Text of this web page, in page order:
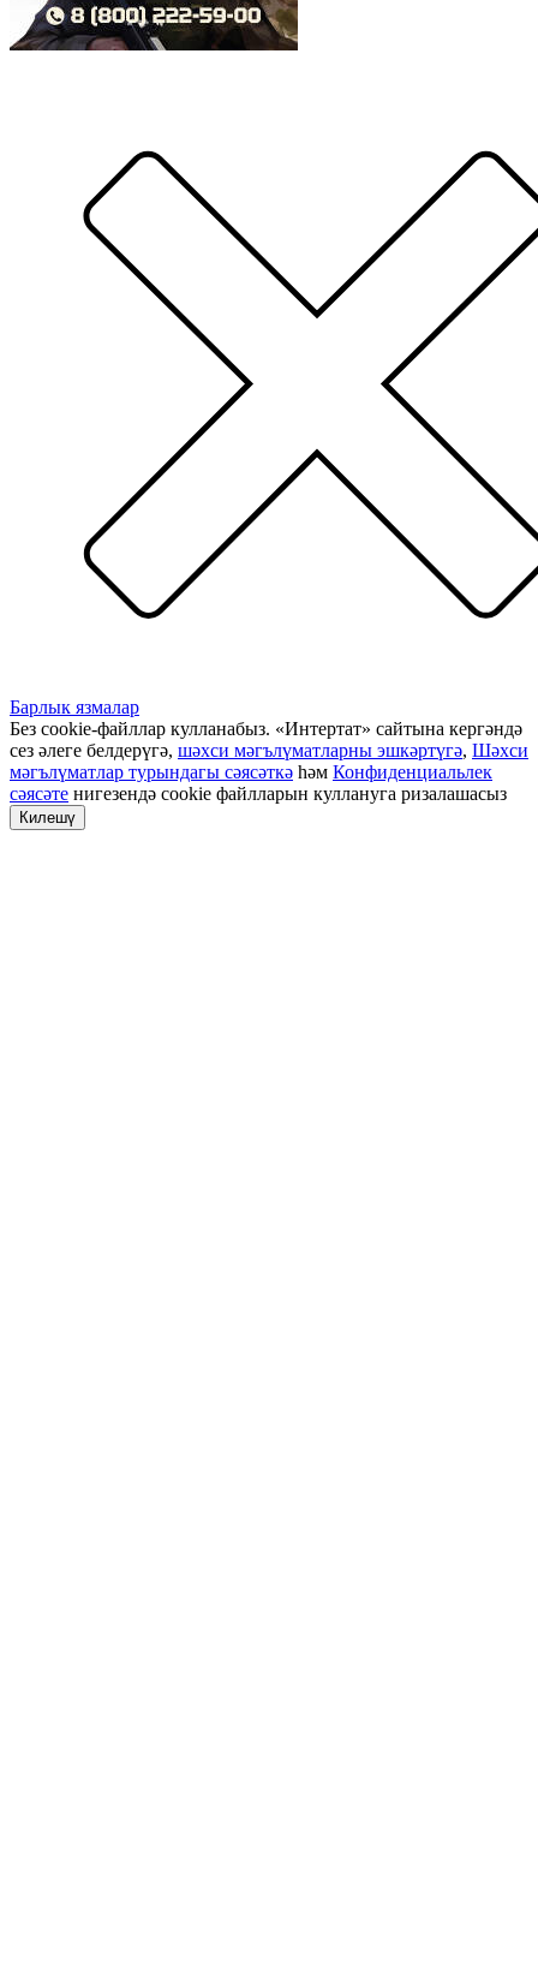
Барлык язмалар
Без cookie-файллар кулланабыз. «Интертат» сайтына кергәндә
сез әлеге белдерүгә, шәхси мәгълүматларны эшкәртүгә, Шәхси
мәгълүматлар турындагы сәясәткә һәм Конфиденциальлек
сәясәте нигезендә cookie файлларын куллануга ризалашасыз
Килешү